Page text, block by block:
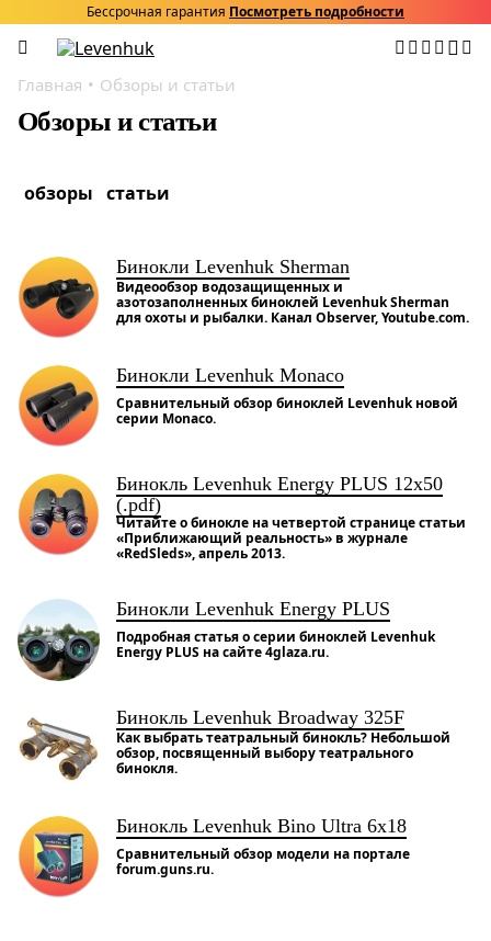
Бессрочная гарантия Посмотреть подробности
Главная Обзоры и статьи
Обзоры и статьи
обзоры статьи
Бинокли Levenhuk Sherman
Видеообзор водозащищенных и
азотозаполненных биноклей Levenhuk Sherman
для охоты и рыбалки. Канал Observer, Youtube.com.
Бинокли Levenhuk Monaco
Сравнительный обзор биноклей Levenhuk новой
серии Monaco.
Бинокль Levenhuk Energy PLUS 12x50
(.pdf)
Читайте о бинокле на четвертой странице статьи
«Приближающий реальность» в журнале
«RedSleds», апрель 2013.
Бинокли Levenhuk Energy PLUS
Подробная статья о серии биноклей Levenhuk
Energy PLUS на сайте 4glaza.ru.
Бинокль Levenhuk Broadway 325F
Как выбрать театральный бинокль? Небольшой
обзор, посвященный выбору театрального
бинокля.
Бинокль Levenhuk Bino Ultra 6x18
Сравнительный обзор модели на портале
forum.guns.ru.